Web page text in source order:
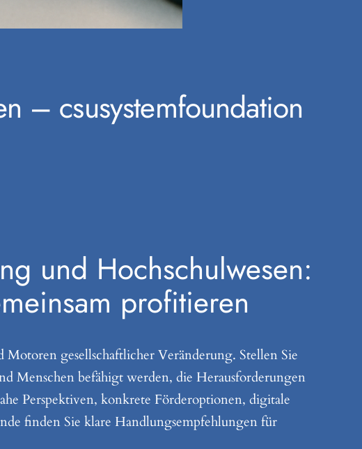
– csusystemfoundation
und Hochschulwesen:
profitieren
gesellschaftlicher Veränderung. Stellen Sie
Menschen befähigt werden, die Herausforderungen
Perspektiven, konkrete Förderoptionen, digitale
finden Sie klare Handlungsempfehlungen für